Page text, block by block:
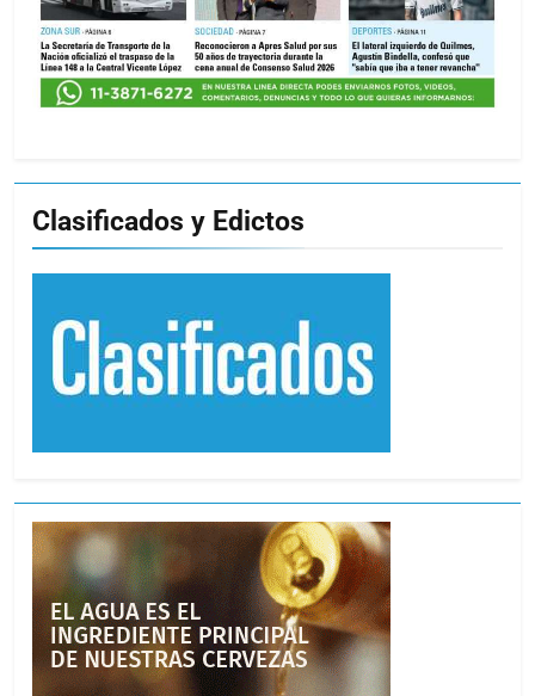
Clasificados y Edictos